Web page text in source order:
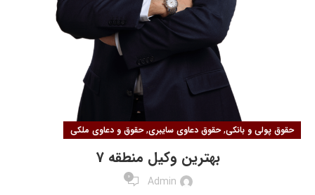
حقوق پولی و بانکی,حقوق دعاوی سایبری,حقوق و دعاوی ملکی
بهترین وکیل منطقه 7
Admin
0